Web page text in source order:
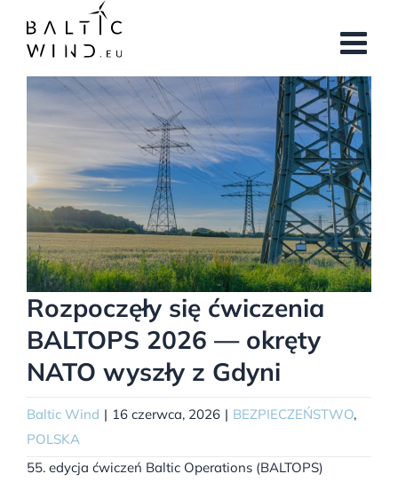
zawartości
Pokaż
Rozpoczęły się ćwiczenia
BALTOPS 2026 — okręty
NATO wyszły z Gdyni
Baltic Wind | 16 czerwca, 2026 | BEZPIECZEŃSTWO,
POLSKA
55. edycja ćwiczeń Baltic Operations (BALTOPS)